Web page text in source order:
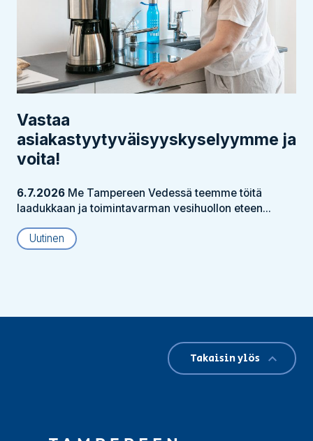
Vastaa
asiakastyytyväisyyskyselyymme ja
voita!
6.7.2026 Me Tampereen Vedessä teemme töitä
laadukkaan ja toimintavarman vesihuollon eteen...
Uutinen
Takaisin ylös